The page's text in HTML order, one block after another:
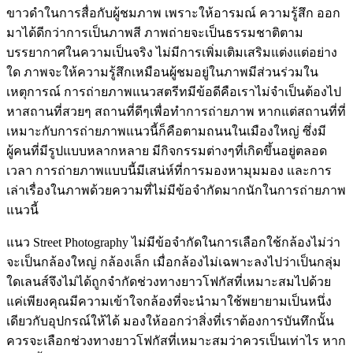
ขาวดำในการสื่อกับผู้ชมภาพ เพราะให้อารมณ์ ความรู้สึก ออก
มาได้ดีกว่าการเป็นภาพสี ภาพถ่ายจะเป็นธรรมชาติตาม
บรรยากาศในความเป็นจริง ไม่มีการเพิ่มเติมเสริมแต่งแต่อย่าง
ใด ภาพจะให้ความรู้สึกเหมือนผู้ชมอยู่ในภาพมีส่วนร่วมใน
เหตุการณ์ การถ่ายภาพแนวสตรีทมีข้อดีคือเราไม่จำเป็นต้องไป
หาสถานที่สวยๆ สถานที่ดีๆเพื่อทำการถ่ายภาพ หากแต่สถานที่ที่
เหมาะกับการถ่ายภาพแนวนี้ก็คือตามถนนในเมืองใหญ่ ซึ่งมี
ผู้คนที่มีรูปแบบหลากหลาย มีกิจกรรมต่างๆที่เกิดขึ้นอยู่ตลอด
เวลา การถ่ายภาพแบบนี้มีเสน่ห์ที่การมองหามุมมอง และการ
เล่าเรื่องในภาพด้วยความที่ไม่มีข้อจำกัดมากนักในการถ่ายภาพ
แนวนี้
แนว Street Photography ไม่มีข้อจำกัดในการเลือกใช้กล้องไม่ว่า
จะเป็นกล้องใหญ่ กล้องเล็ก เมื่อกล้องไม่เฉพาะลงไปว่าเป็นกลุ่ม
ใดเลนส์จึงไม่ได้ถูกจำกัดช่วงทางยาวโฟกัสที่เหมาะสมไปด้วย
แค่เพียงคุณมีความเข้าใจกล้องที่จะนำมาใช้พยายามเป็นหนึ่ง
เดียวกับอุปกรณ์ให้ได้ มองให้ออกว่าสิ่งที่เราต้องการบันทึกนั้น
ควรจะเลือกช่วงทางยาวโฟกัสที่เหมาะสมว่าควรเป็นเท่าไร หาก